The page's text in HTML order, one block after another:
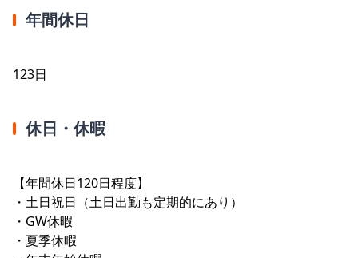
年間休日
123日
休日・休暇
【年間休日120日程度】
・土日祝日（土日出勤も定期的にあり）
・GW休暇
・夏季休暇